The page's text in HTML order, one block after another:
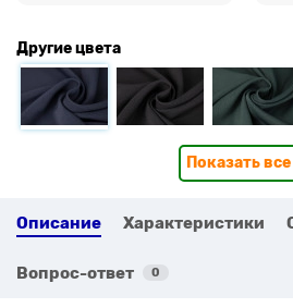
Другие цвета
Показать все
Описание Характеристики
Вопрос-ответ 0